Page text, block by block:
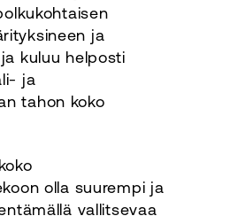
ja
kuluu helposti
ja
tahon koko
olla suurempi ja
vallitsevaa